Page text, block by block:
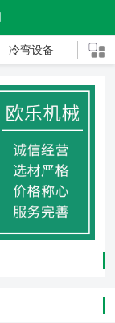
冷弯设备